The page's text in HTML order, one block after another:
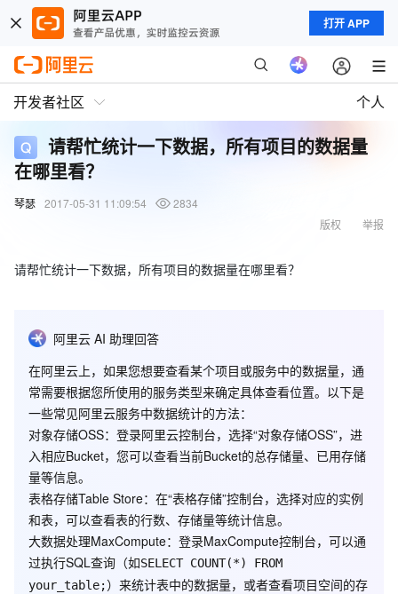
打开 APP
开发者社区 个人
请帮忙统计一下数据，所有项目的数据量
在哪里看？
琴瑟 2017-05-31 11:09:54
2834
举报
版权
请帮忙统计一下数据，所有项目的数据量在哪里看？
阿里云 AI 助理回答
在阿里云上，如果您想要查看某个项目或服务中的数据量，通
常需要根据您所使用的服务类型来确定具体查看位置。以下是
一些常见阿里云服务中数据统计的方法：
对象存储OSS：登录阿里云控制台，选择“对象存储OSS”，进
入相应Bucket，您可以查看当前Bucket的总存储量、已用存储
量等信息。
表格存储Table Store：在“表格存储”控制台，选择对应的实例
和表，可以查看表的行数、存储量等统计信息。
大数据处理MaxCompute：登录MaxCompute控制台，可以通
过执行SQL查询（如SELECT COUNT(*) FROM
your_table;）来统计表中的数据量，或者查看项目空间的存